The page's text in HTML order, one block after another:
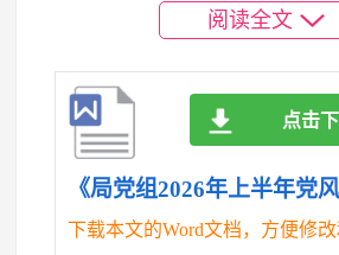
险点，全面梳理廉政风险点*余个，
批、资金使用、政府采购等全过程
权力在阳光下运行。建立健全内控
阅读全文
下载本文的Word文档，方便修
点击